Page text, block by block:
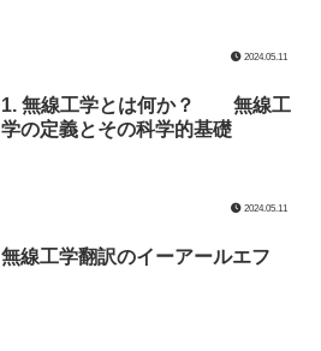
2024.05.11
1. 無線工学とは何か？ 無線工
学の定義とその科学的基礎
2024.05.11
無線工学翻訳のイーアールエフ